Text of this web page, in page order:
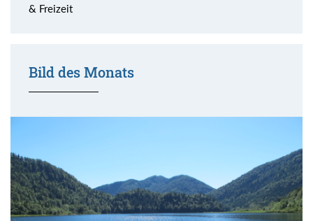
& Freizeit
Bild des Monats